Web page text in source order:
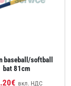
baseball/softball
bat 81cm
вкл. НДС